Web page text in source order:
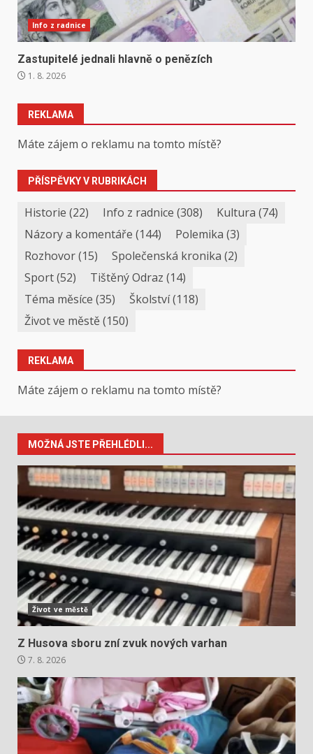
Info z radnice
Zastupitelé jednali hlavně o penězích
1. 8. 2026
REKLAMA
Máte zájem o reklamu na tomto místě?
PŘÍSPĚVKY V RUBRIKÁCH
Historie (22) Info z radnice (308) Kultura (74)
Názory a komentáře (144) Polemika (3)
Rozhovor(15) Společenská kronika (2)
Sport(52) Tištěný Odraz (14)
Téma měsíce (35) Školství(118)
Život ve městě(150)
REKLAMA
Máte zájem o reklamu na tomto místě?
MOŽNÁ JSTE PŘEHLÉDLI...
Život ve městě
Z Husova sboru zní zvuk nových varhan
7. 8. 2026